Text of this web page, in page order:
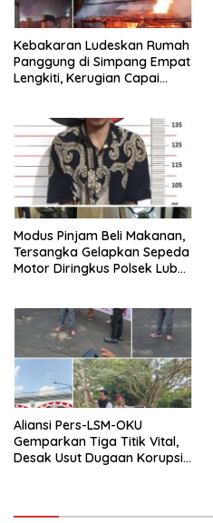
Kebakaran Ludeskan Rumah
Panggung di Simpang Empat
Lengkiti, Kerugian Capai
Modus Pinjam Beli Makanan,
Tersangka Gelapkan Sepeda
Motor Diringkus Polsek Lubuk
Aliansi Pers-LSM-OKU
Gemparkan Tiga Titik Vital,
Desak Usut Dugaan Korupsi